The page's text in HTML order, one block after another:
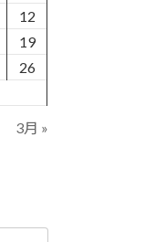
12
19
26
3月 »